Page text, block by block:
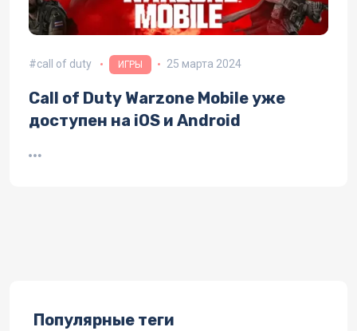
call of duty ИГРЫ 25 марта 2024
Call of Duty Warzone Mobile уже
доступен на iOS и Android
Популярные теги